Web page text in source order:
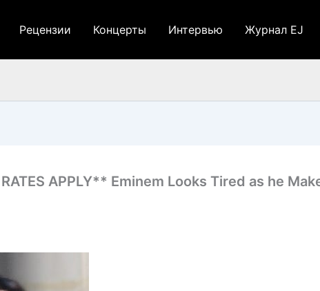
Рецензии Концерты Интервью Журнал EJ
APPLY** Eminem Looks Tired as he